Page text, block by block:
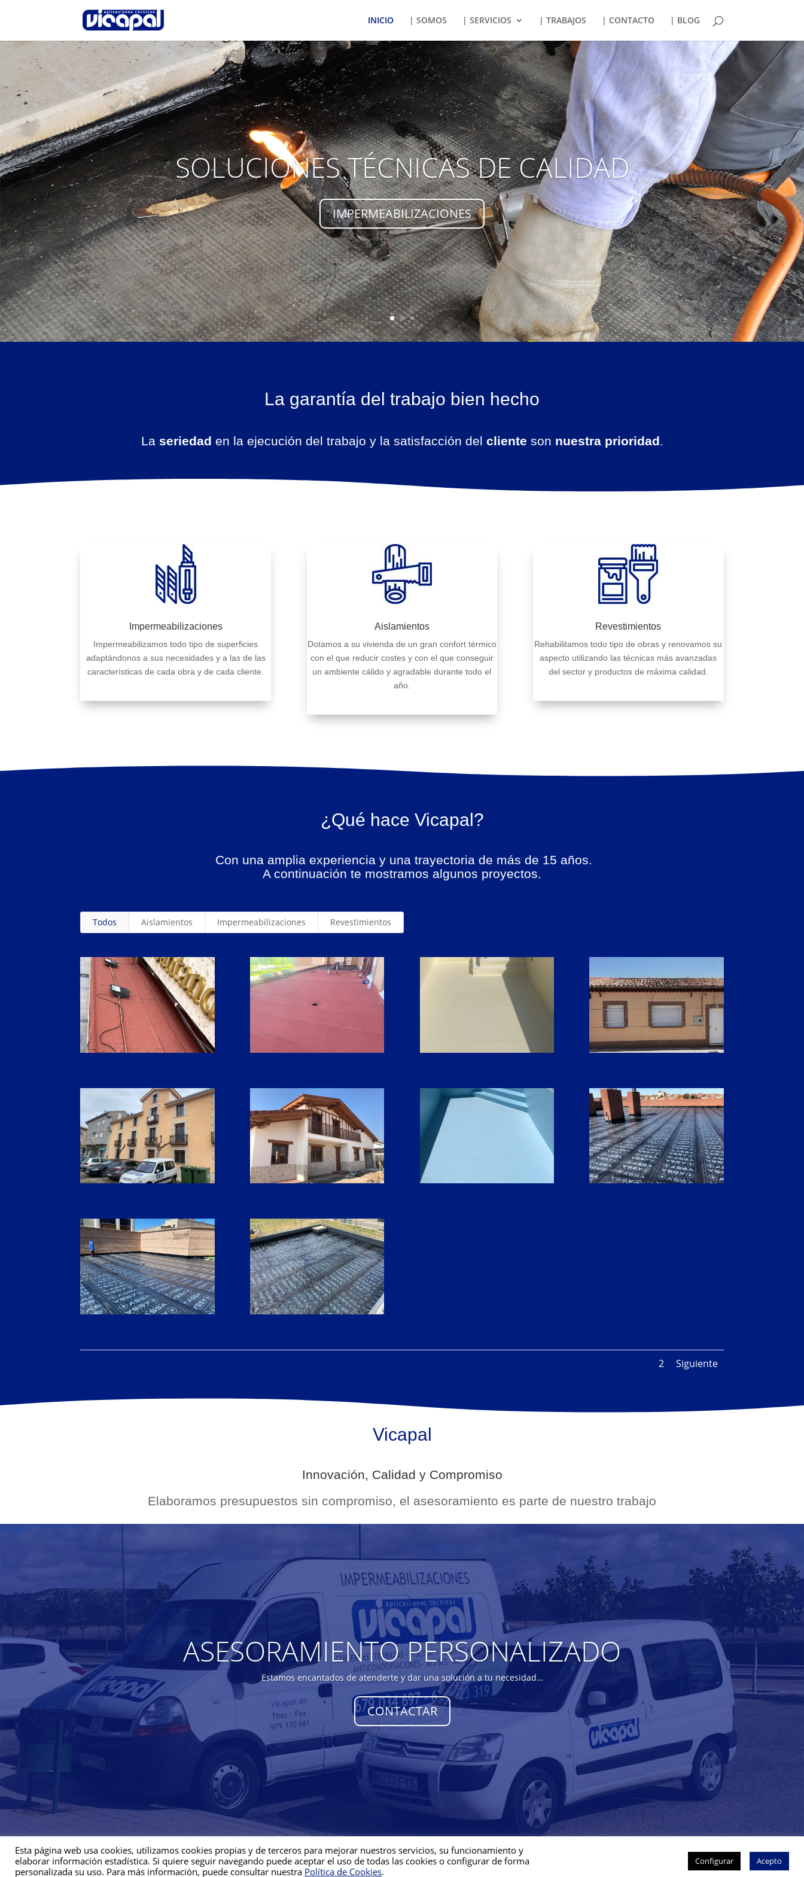
INICIO | SOMOS | SERVICIOS | TRABAJOS | CONTACTO | BLOG
SOLUCIONES TÉCNICAS DE CALIDAD
IMPERMEABILIZACIONES
La garantía del trabajo bien hecho
La seriedad en la ejecución del trabajo y la satisfacción del cliente son nuestra prioridad
Impermeabilizaciones
Impermeabilizamos todo tipo de superficies
adaptándonos a sus necesidades y a las de las
características de cada obra y de cada cliente.
Aislamientos
Dotamos a su vivienda de un gran confort térmico
con el que reducir costes y con el que conseguir
un ambiente cálido y agradable durante todo el
año.
Revestimientos
Rehabilitamos todo tipo de obras y renovamos su
aspecto utilizando las técnicas más avanzadas
del sector y productos de máxima calidad.
¿Qué hace Vicapal?
Con una amplia experiencia y una trayectoria de más de 15 años.
A continuación te mostramos algunos proyectos.
Todos Aislamientos Impermeabilizaciones Revestimientos
2 Siguiente
Vicapal
Innovación, Calidad y Compromiso
Elaboramos presupuestos sin compromiso, el asesoramiento es parte de nuestro trabajo
ASESORAMIENTO PERSONALIZADO
Estamos encantados de atenderte y dar una solución a tu necesidad…
CONTACTAR
Aviso Legal| Política de Privacidad|Política de Cookies
Diseñado porAsesores Internetpara Aplicaciones Técnicas Vicapal
Esta página web usa cookies, utilizamos cookies propias y de terceros para mejorar nuestros servicios, su funcionamiento y
elaborar información estadística. Si quiere seguir navegando puede aceptar el uso de todas las cookies o configurar de forma
personalizada su uso. Para más información, puede consultar nuestra Política de Cookies.
Configurar Acepto